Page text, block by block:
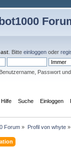
. Bitte einloggen oder
Passwort
Hilfe Suche Einloggen
Forum » Profil von whyte»